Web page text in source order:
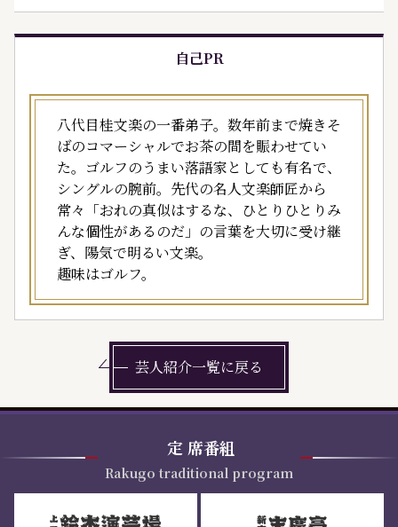
自己PR
八代目桂文楽の一番弟子。数年前まで焼きそ
ばのコマーシャルでお茶の間を賑わせてい
た。ゴルフのうまい落語家としても有名で、
シングルの腕前。先代の名人文楽師匠から
常々「おれの真似はするな、ひとりひとりみ
んな個性があるのだ」の言葉を大切に受け継
ぎ、陽気で明るい文楽。
趣味はゴルフ。
芸人紹介一覧に戻る
定 席番組
Rakugo traditional program